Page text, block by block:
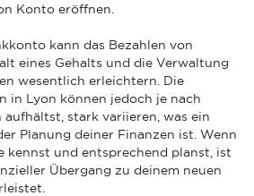
Konto eröffnen.
kann das Bezahlen von
eines Gehalts und die Verwaltung
wesentlich erleichtern. Die
in Lyon können jedoch je nach
aufhältst, stark variieren, was ein
Planung deiner Finanzen ist. Wenn
kennst und entsprechend planst, ist
Übergang zu deinem neuen